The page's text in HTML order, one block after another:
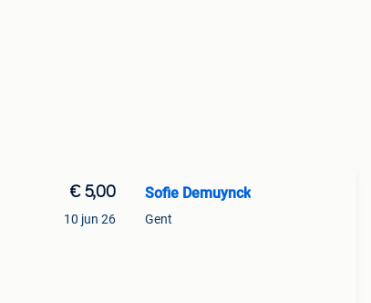
€ 5,00
10 jun 26
Sofie Demuynck
Gent